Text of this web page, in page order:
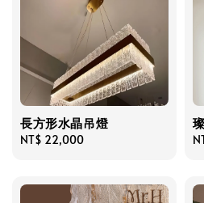
長方形水晶吊燈
Regular
NT$ 22,000